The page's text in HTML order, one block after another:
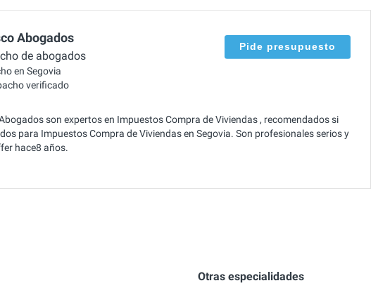
Abogados
de abogados
en Segovia
verificado
Pide presupuesto
son expertos en Impuestos Compra de Viviendas , recomendados si
para Impuestos Compra de Viviendas en Segovia. Son profesionales serios y
hace8 años.
Otras especialidades